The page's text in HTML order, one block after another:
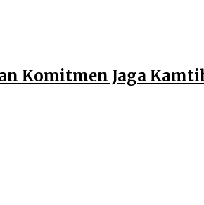
Komitmen Jaga